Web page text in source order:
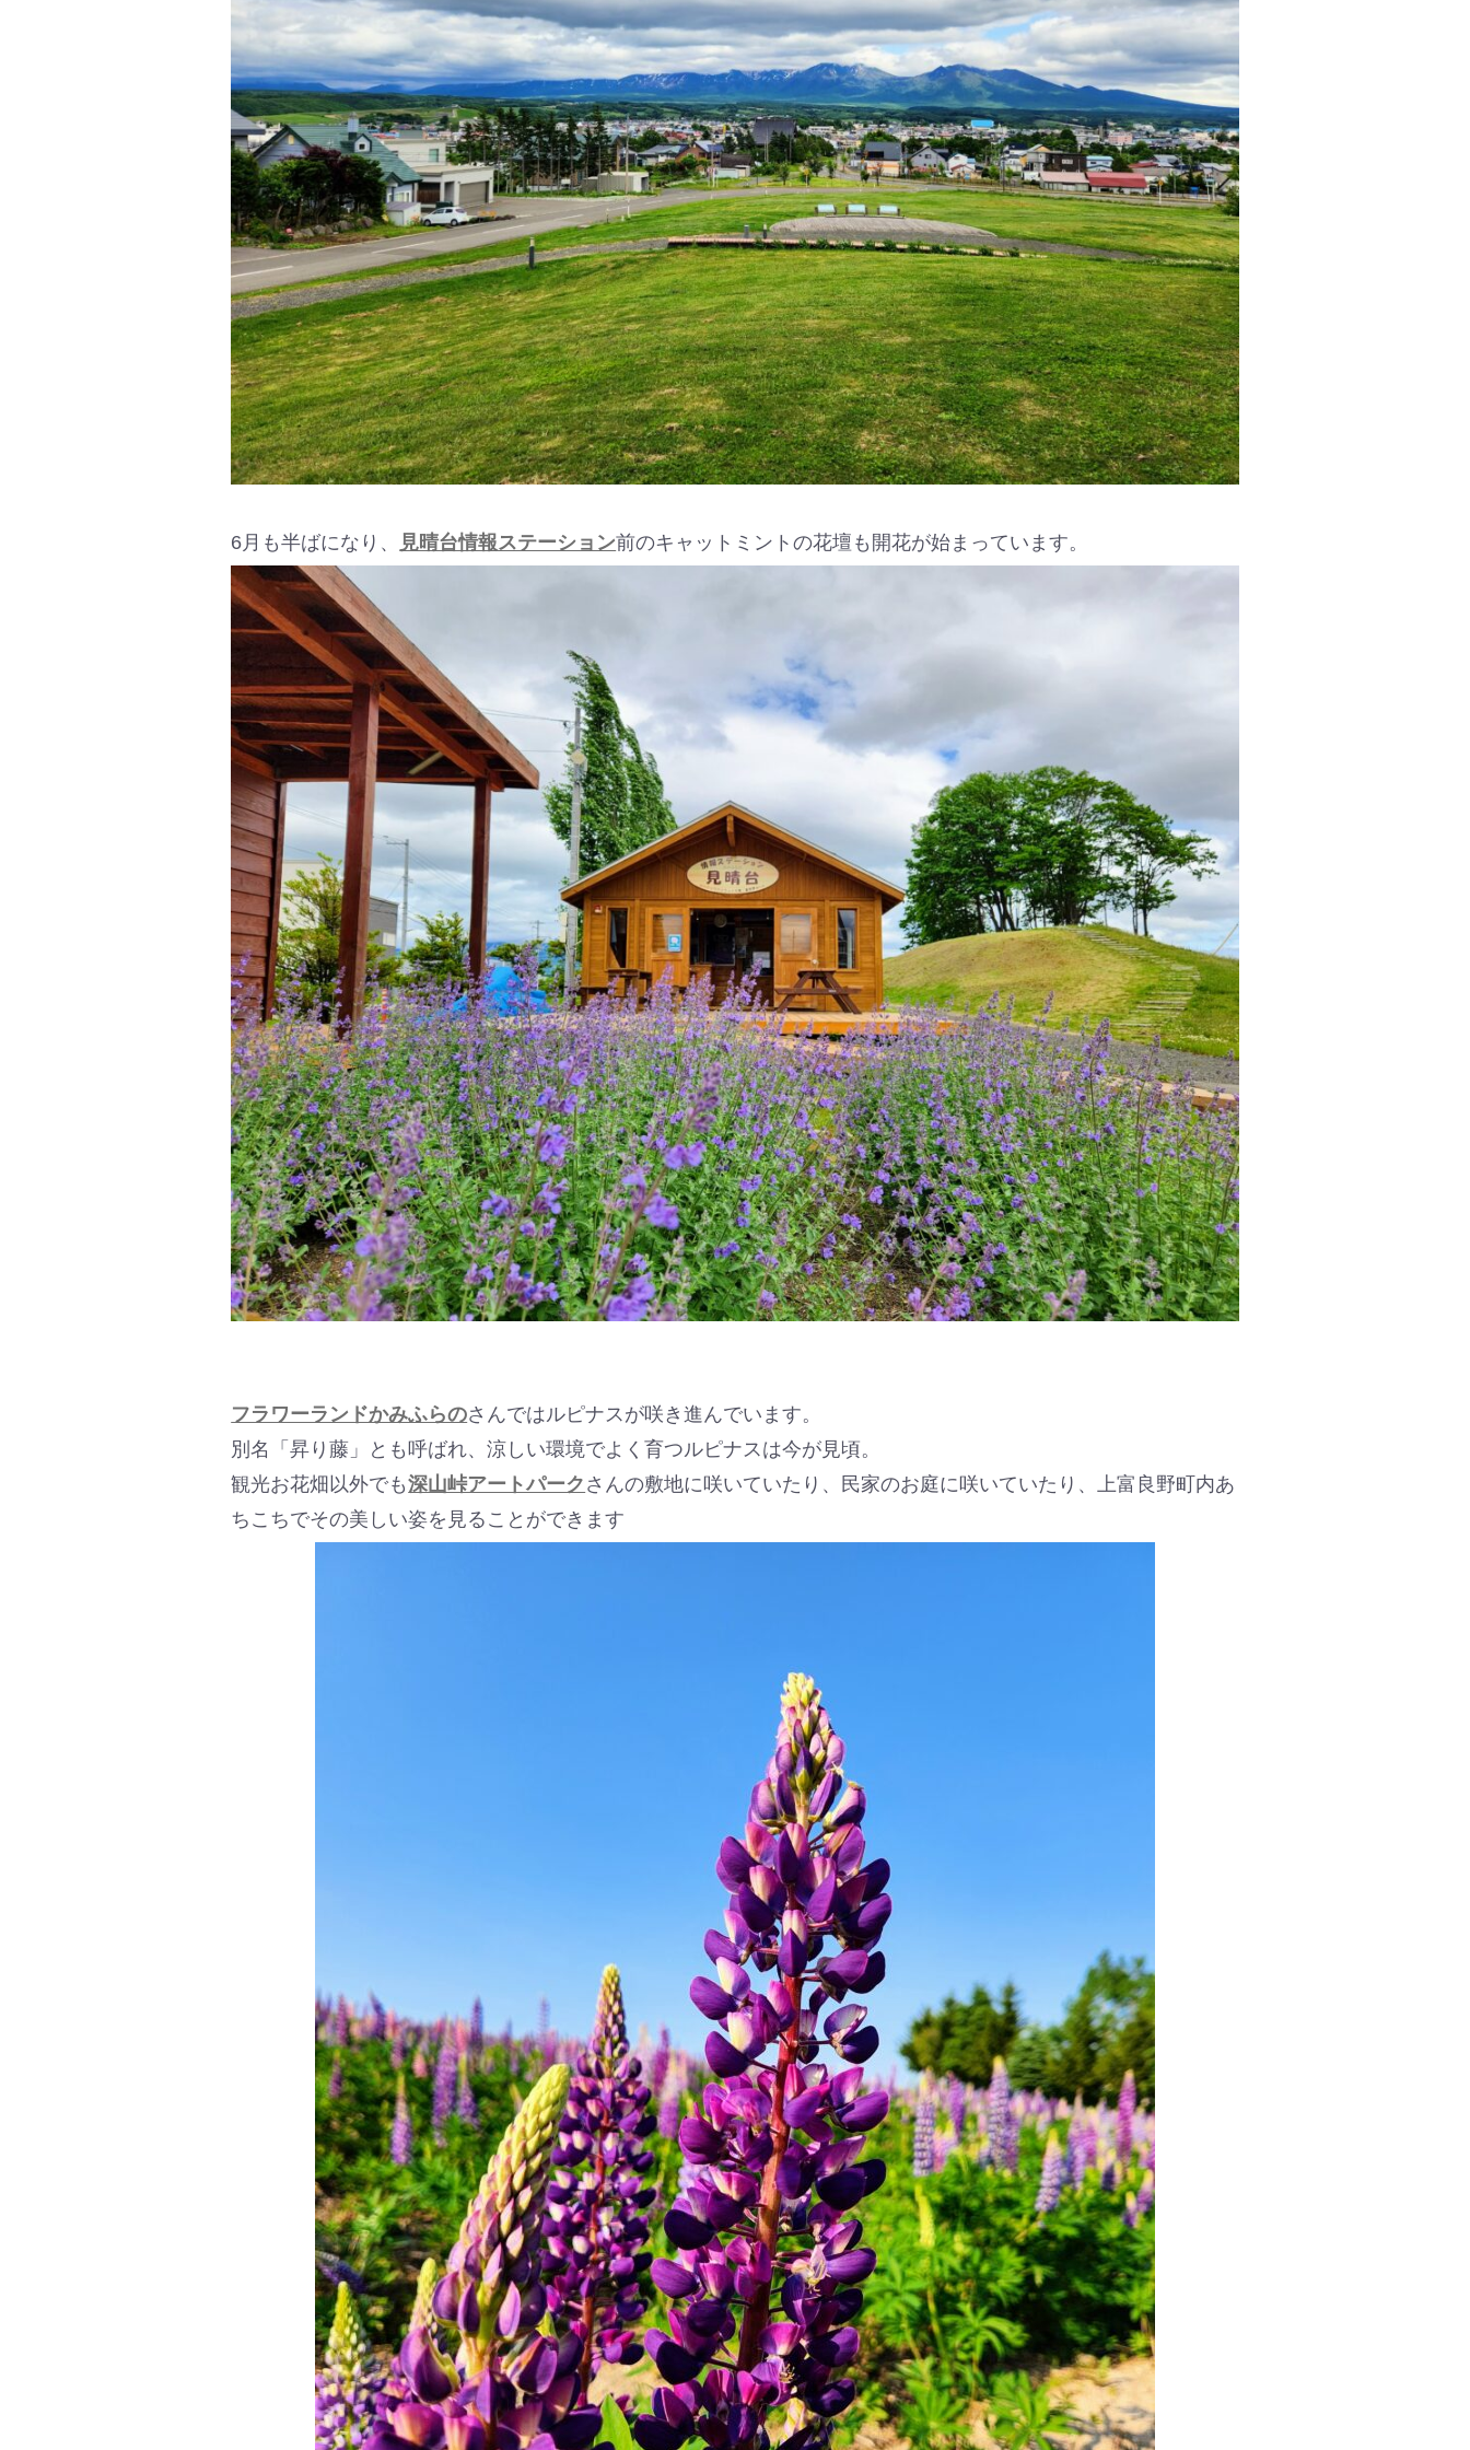
6月も半ばになり、 見晴台情報ステーション前のキャットミントの花壇も開花が始まっています。
フラワーランドかみふらのさんではルピナスが咲き進んでいます。
別名「昇り藤」とも呼ばれ、涼しい環境でよく育つルピナスは今が見頃。
観光お花畑以外でも深山峠アートパーク さんの敷地に咲いていたり、民家のお庭に咲いていたり、上富良野町内あ
ちこちでその美しい姿を見ることができます